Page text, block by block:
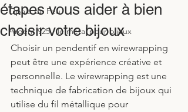
Opale de Feu
Argent 925 - le métal pour bijoux
étapes vous aider à bien
choisir votre bijoux
Choisir un pendentif en wirewrapping
peut être une expérience créative et
personnelle. Le wirewrapping est une
technique de fabrication de bijoux qui
utilise du fil métallique pour